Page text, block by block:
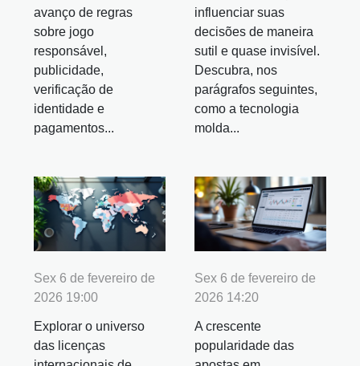
avanço de regras
sobre jogo
responsável,
publicidade,
verificação de
identidade e
pagamentos...
influenciar suas
decisões de maneira
sutil e quase invisível.
Descubra, nos
parágrafos seguintes,
como a tecnologia
molda...
Sex 6 de fevereiro de
2026 19:00
Explorar o universo
das licenças
Sex 6 de fevereiro de
2026 14:20
A crescente
popularidade das